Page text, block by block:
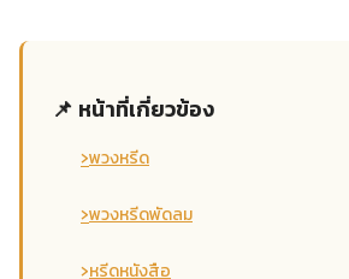
📌 หน้าที่เกี่ยวข้อง
›พวงหรีด
›พวงหรีดพัดลม
›หรีดหนังสือ